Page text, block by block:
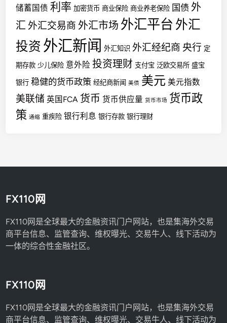
储蓄国债 利率 加密货币 商业保险 商业养老保险 国债 外
汇 外汇交易商 外汇市场 外汇平台 外汇
投资 外汇新闻 外汇知识 外汇经纪商 央行 定
期存款 少儿保险 意外险 投资理财 支付宝 泛欧交易所 盛宝
银行 稳健的货币政策 经纪商新闻 美债 美元 美元指数
美联储 英国FCA 货币 货币供应量 货币市场 货币政
策 通缩 重疾险 银行利息 银行存款 银行理财
FX110网
FX110网是全球最大的金融资讯门户网站，也是集海外交易
商平台信息、监管查询、维权曝光、交易牛人、线下活动为
一体的综合性金融社区。
FX110网
FX110网是全球最大的金融资讯门户网站，也是集海外交易
商平台信息、监管查询、维权曝光、交易牛人、线下活动为